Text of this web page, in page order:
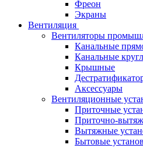
Фреон
Экраны
Вентиляция
Вентиляторы
Канальные
Канальные
Крышные
Аксессуары
Вентиляционные
Приточные
Приточно-
Вытяжные
Бытовые